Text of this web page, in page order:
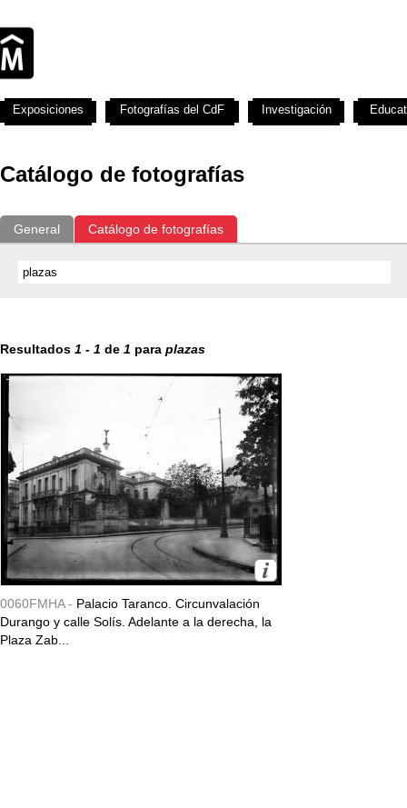
Catálogo de fotografías
General Catálogo de fotografías
Resultados 1 - 1 de 1 para plazas
0060FMHA - Palacio Taranco. Circunvalación
Durango y calle Solís. Adelante a la derecha, la
Plaza Zab...
Exposiciones Fotografías del CdF Investigación